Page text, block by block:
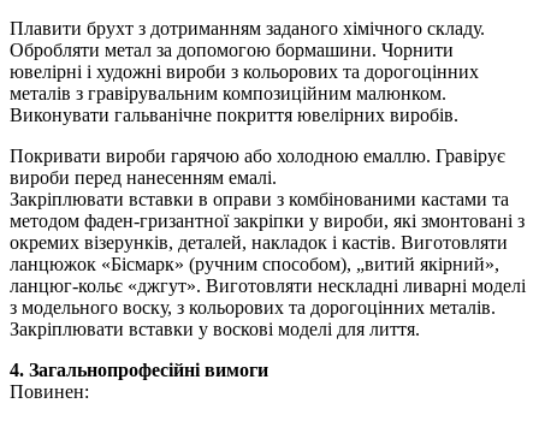
Плавити брухт з дотриманням заданого хімічного складу.
Обробляти метал за допомогою бормашини. Чорнити
ювелірні і художні вироби з кольорових та дорогоцінних
металів з гравірувальним композиційним малюнком.
Виконувати гальванічне покриття ювелірних виробів.
Покривати вироби гарячою або холодною емаллю. Гравірує
вироби перед нанесенням емалі.
Закріплювати вставки в оправи з комбінованими кастами та
методом фаден-гризантної закріпки у вироби, які змонтовані з
окремих візерунків, деталей, накладок і кастів. Виготовляти
ланцюжок «Бісмарк» (ручним способом), „витий якірний»,
ланцюг-кольє «джгут». Виготовляти нескладні ливарні моделі
з модельного воску, з кольорових та дорогоцінних металів.
Закріплювати вставки у воскові моделі для лиття.
4. Загальнопрофесійні вимоги
Повинен: